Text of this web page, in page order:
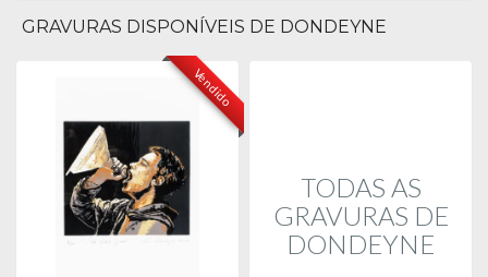
GRAVURAS DISPONÍVEIS DE DONDEYNE
Vendido
TODAS AS
GRAVURAS DE
DONDEYNE